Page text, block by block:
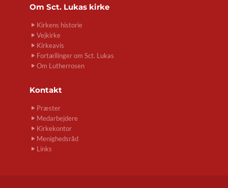
Om Sct. Lukas kirke
Kirkens historie
Vejkirke
Kirkeavis
Fortællinger om Sct. Lukas
Om Lutherrosen
Kontakt
Præster
Medarbejdere
Kirkekontor
Menighedsråd
Links